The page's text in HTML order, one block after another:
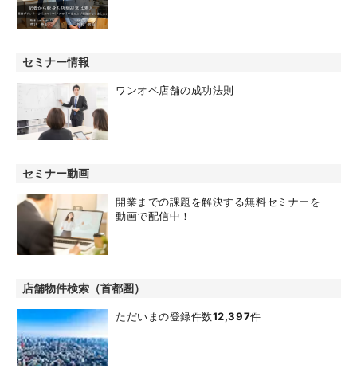
セミナー情報
ワンオペ店舗の成功法則
セミナー動画
開業までの課題を解決する無料セミナーを
動画で配信中！
店舗物件検索（首都圏）
ただいまの登録件数12,397件